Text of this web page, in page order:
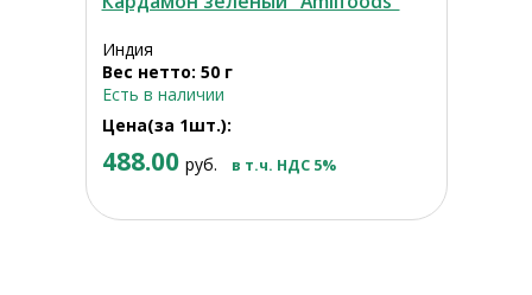
Индия
Вес нетто: 50 г
Есть в наличии
Цена(за 1шт.):
488.00 руб. в т.ч. НДС 5%